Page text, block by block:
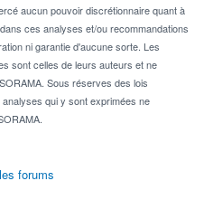
aucun pouvoir discrétionnaire quant à
ces analyses et/ou recommandations
ni garantie d'aucune sorte. Les
sont celles de leurs auteurs et ne
Sous réserves des lois
qui y sont exprimées ne
forums